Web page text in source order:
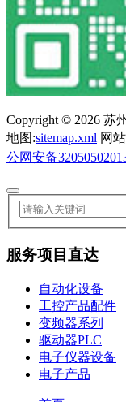
Copyright © 2026 苏
地图:sitemap.xml 网
公网安备
服务项目直达
自动化设备
工控产品配件
变频器系列
驱动器PLC
电子仪器设备
电子产品